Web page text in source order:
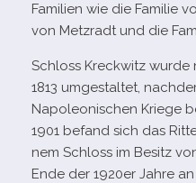
Familien wie die Familie
von Metzradt und die
Schloss Kreckwitz wurde
1813 umge­stal­tet,
Napoleonischen Kriege
1901 befand sich das
nem Schloss im Besitz
Ende der 1920er Jahre